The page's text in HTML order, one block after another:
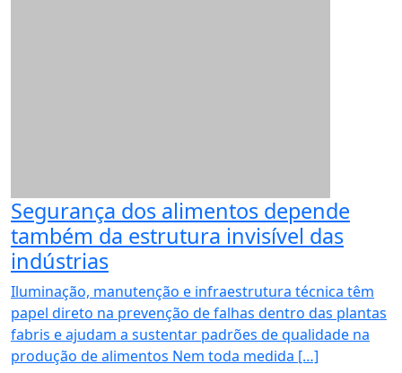
Segurança dos alimentos depende
também da estrutura invisível das
indústrias
Iluminação, manutenção e infraestrutura técnica têm
papel direto na prevenção de falhas dentro das plantas
fabris e ajudam a sustentar padrões de qualidade na
produção de alimentos Nem toda medida […]